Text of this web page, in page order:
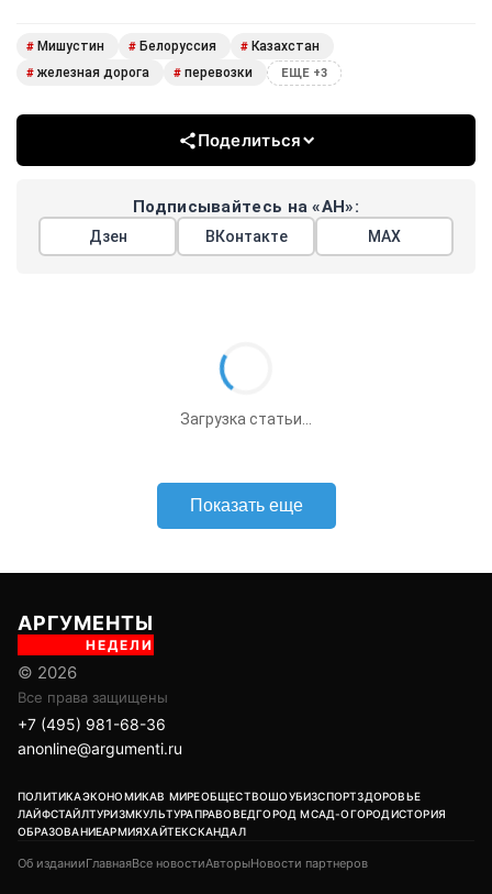
# Мишустин # Белоруссия # Казахстан
# железная дорога # перевозки ЕЩЕ +3
Поделиться
Подписывайтесь на «АН»:
Дзен ВКонтакте МАХ
Загрузка статьи...
Показать еще
АРГУМЕНТЫ
НЕДЕЛИ
© 2026
Все права защищены
+7 (495) 981-68-36
anonline@argumenti.ru
ПОЛИТИКАЭКОНОМИКАВ МИРЕОБЩЕСТВОШОУБИЗСПОРТЗДОРОВЬЕ
ЛАЙФСТАЙЛТУРИЗМКУЛЬТУРАПРАВОВЕДГОРОД МСАД-ОГОРОДИСТОРИЯ
ОБРАЗОВАНИЕАРМИЯХАЙТЕКСКАНДАЛ
Об изданииГлавнаяВсе новостиАвторыНовости партнеров